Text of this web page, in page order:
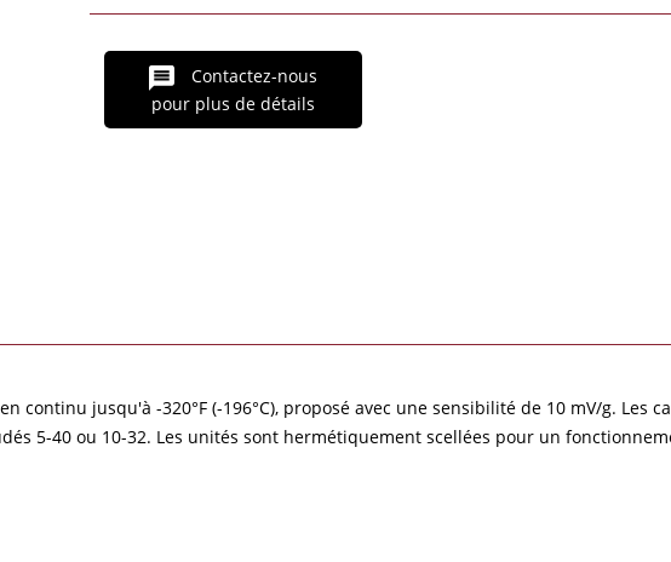
Contactez-nous
pour plus de détails
jusqu'à -320°F (-196°C), proposé avec une sensibilité de 10 mV/g. Les
5-40 ou 10-32. Les unités sont hermétiquement scellées pour un